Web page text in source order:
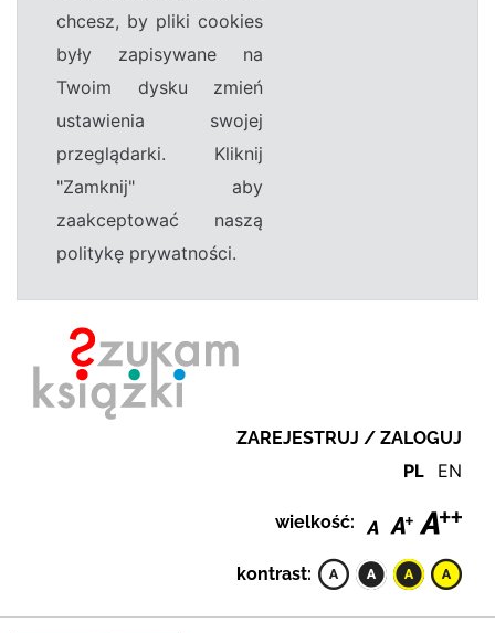
chcesz, by pliki cookies
były zapisywane na
Twoim dysku zmień
ustawienia swojej
przeglądarki. Kliknij
"Zamknij" aby
zaakceptować naszą
politykę prywatności.
ZAREJESTRUJ / ZALOGUJ
PL EN
wielkość:
kontrast: